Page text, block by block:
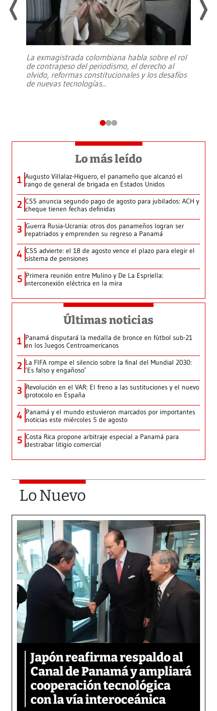
La exmagistrada colombiana habla sobre el rol
de contrapeso del periodismo, el derecho al
olvido, reformas constitucionales y los desafíos
de nuevas tecnologías...
Lo más leído
1 Augusto Villalaz-Higuero, el panameño que alcanzó el
rango de general de brigada en Estados Unidos
2 CSS anuncia segundo pago de agosto para jubilados: ACH y
cheque tienen fechas definidas
3 Guerra Rusia-Ucrania: otros dos panameños logran ser
repatriados y emprenden su regreso a Panamá
4 CSS advierte: el 18 de agosto vence el plazo para elegir el
sistema de pensiones
5 Primera reunión entre Mulino y De La Espriella:
interconexión eléctrica en la mira
Últimas noticias
1 Panamá disputará la medalla de bronce en fútbol sub-21
en los Juegos Centroamericanos
2 La FIFA rompe el silencio sobre la final del Mundial 2030:
‘Es falso y engañoso’
3 Revolución en el VAR: El freno a las sustituciones y el nuevo
protocolo en España
4 Panamá y el mundo estuvieron marcados por importantes
noticias este miércoles 5 de agosto
5 Costa Rica propone arbitraje especial a Panamá para
destrabar litigio comercial
Lo Nuevo
Japón reafirma respaldo al
Canal de Panamá y ampliará
cooperación tecnológica
con la vía interoceánica